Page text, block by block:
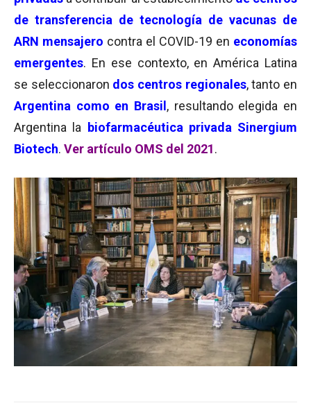
de transferencia de tecnología de vacunas de
ARN mensajero contra el COVID-19 en economías
emergentes. En ese contexto, en América Latina
se seleccionaron dos centros regionales, tanto en
Argentina como en Brasil , resultando elegida en
Argentina la
biofarmacéutica privada Sinergium
Biotech. Ver artículo OMS del 2021.